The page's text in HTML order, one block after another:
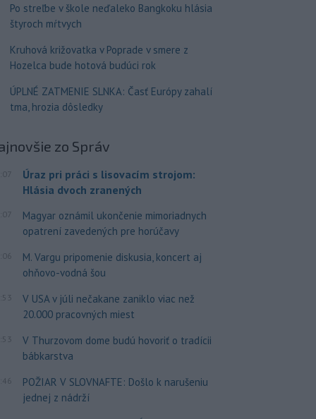
Po streľbe v škole neďaleko Bangkoku hlásia
štyroch mŕtvych
Kruhová križovatka v Poprade v smere z
Hozelca bude hotová budúci rok
ÚPLNÉ ZATMENIE SLNKA: Časť Európy zahalí
tma, hrozia dôsledky
zo Správ
Úraz pri práci s lisovacím strojom:
Hlásia dvoch zranených
Magyar oznámil ukončenie mimoriadnych
opatrení zavedených pre horúčavy
M. Vargu pripomenie diskusia, koncert aj
ohňovo-vodná šou
V USA v júli nečakane zaniklo viac než
20.000 pracovných miest
V Thurzovom dome budú hovoriť o tradícii
bábkarstva
POŽIAR V SLOVNAFTE: Došlo k narušeniu
jednej z nádrží